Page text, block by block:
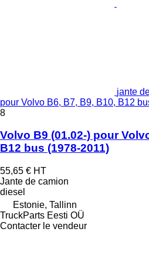
jante
pour Volvo B6, B7, B9, B10, B12
8
Volvo B9 (01.02-) pour
B12 bus (1978-2011)
55,65 € HT
Jante de camion
diesel
Estonie, Tallinn
TruckParts Eesti OÜ
Contacter le vendeur